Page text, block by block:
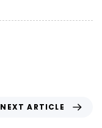
NEXT ARTICLE